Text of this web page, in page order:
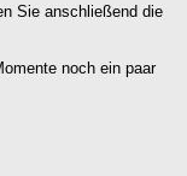
Sie anschließend die
noch ein paar